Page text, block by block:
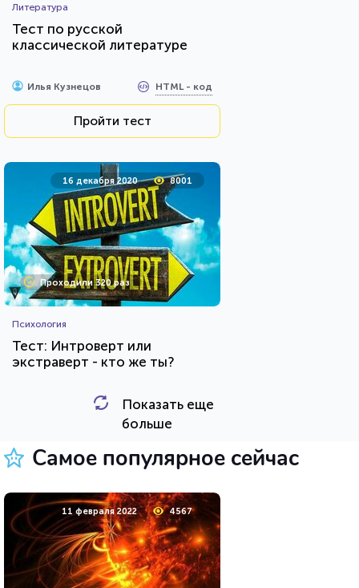
Литература
Тест по русской
классической литературе
Илья Кузнецов HTML - код
Пройти тест
16 декабря 2020 8001
Проходили 320 раз
Психология
Тест: Интроверт или
экстраверт - кто же ты?
HTML - код
11 мая 2020 36728
Показать еще
больше
Самое популярное сейчас
11 февраля 2022 4567